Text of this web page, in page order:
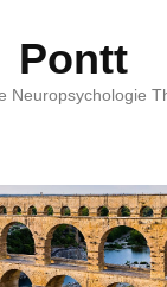
Pontt
Neuropsychologie